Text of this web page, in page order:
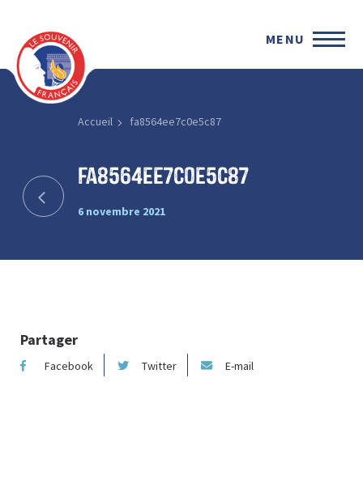
MENU
Accueil fa8564ee7c0e5c87
fa8564ee7c0e5c87
6 novembre 2021
Partager
Facebook Twitter E-mail